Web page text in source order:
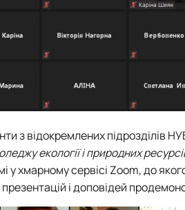
з відокремлених підрозділів
екології і природних
хмарному сервісі Zoom, до
і доповідей